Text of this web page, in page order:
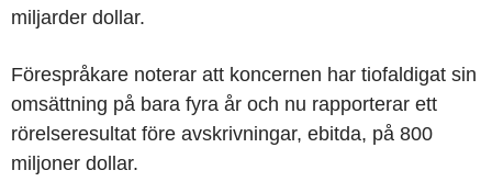
miljarder dollar.
Förespråkare noterar att koncernen har tiofaldigat sin
omsättning på bara fyra år och nu rapporterar ett
rörelseresultat före avskrivningar, ebitda, på 800
miljoner dollar.